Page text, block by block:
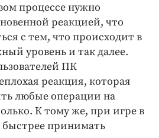
процессе нужно
реакцией, что
с тем, что происходит в
уровень и так далее.
ПК
реакция, которая
любые операции на
К тому же, при игре в
принимать